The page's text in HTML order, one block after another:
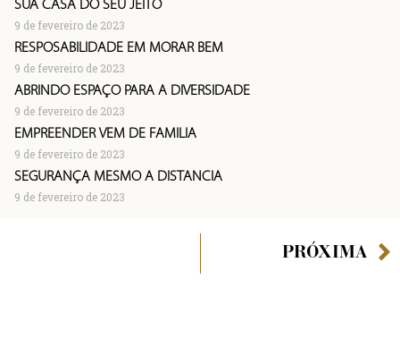
SUA CASA DO SEU JEITO
9 de fevereiro de 2023
RESPOSABILIDADE EM MORAR BEM
9 de fevereiro de 2023
ABRINDO ESPAÇO PARA A DIVERSIDADE
9 de fevereiro de 2023
EMPREENDER VEM DE FAMÍLIA
9 de fevereiro de 2023
SEGURANÇA MESMO À DISTÂNCIA
9 de fevereiro de 2023
PRÓXIMA